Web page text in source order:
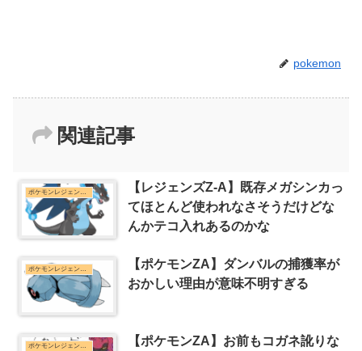
pokemon
関連記事
ポケモンレジェンズZ-Aまとめ
【レジェンズZ-A】既存メガシンカっ
てほとんど使われなさそうだけどな
んかテコ入れあるのかな
ポケモンレジェンズZ-Aまとめ
【ポケモンZA】ダンバルの捕獲率が
おかしい理由が意味不明すぎる
ポケモンレジェンズZ-Aまとめ
【ポケモンZA】お前もコガネ訛りな